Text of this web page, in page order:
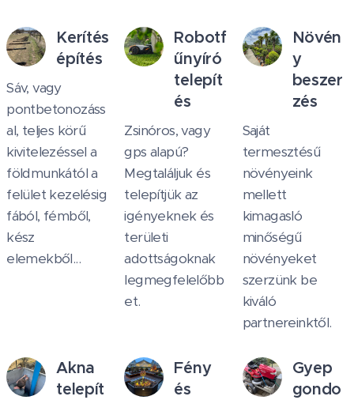
Kerítés
építés
Sáv, vagy
pontbetonozáss
al, teljes körű
kivitelezéssel a
földmunkától a
felület kezelésig
fából, fémből,
kész
elemekből...
Robotf
űnyíró
telepít
és
Zsinóros, vagy
gps alapú?
Megtaláljuk és
telepítjük az
igényeknek és
területi
adottságoknak
legmegfelelőbb
et.
Növén
y
beszer
zés
Saját
termesztésű
növényeink
mellett
kimagasló
minőségű
növényeket
szerzünk be
kiváló
partnereinktől.
Akna
telepít
Fény
és
Gyep
gondo